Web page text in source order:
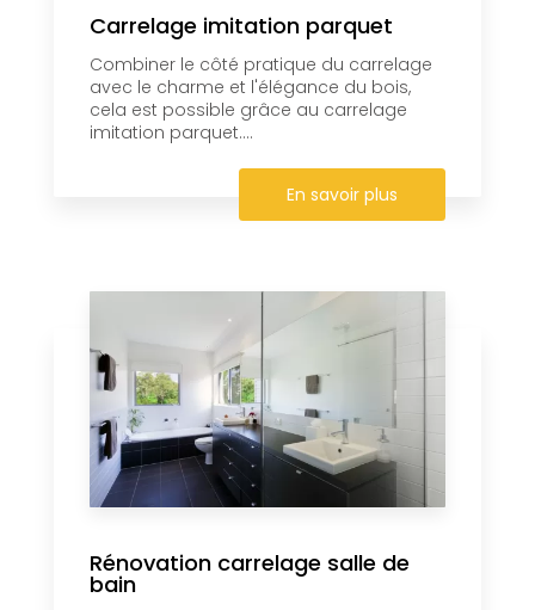
Carrelage imitation parquet
Combiner le côté pratique du carrelage
avec le charme et l'élégance du bois,
cela est possible grâce au carrelage
imitation parquet....
En savoir plus
Rénovation carrelage salle de
bain